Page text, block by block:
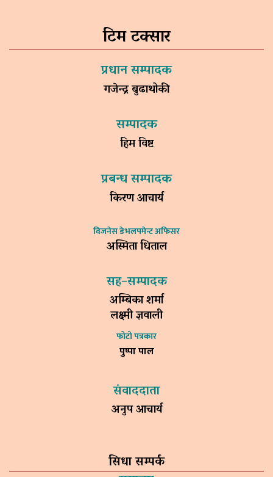
टिम टक्सार
प्रधान सम्पादक
गजेन्द्र बुढाथोकी
सम्पादक
हिम विष्ट
प्रबन्ध सम्पादक
किरण आचार्य
विजनेस डेभलपमेन्ट अफिसर
अस्मिता धिताल
सह–सम्पादक
अम्बिका शर्मा
लक्ष्मी ज्ञवाली
फोटो पत्रकार
पुष्पा पाल
संवाददाता
अनुप आचार्य
सिधा सम्पर्क